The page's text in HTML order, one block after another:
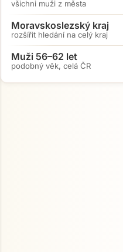
všichni muži z města
Moravskoslezský kraj
rozšířit hledání na celý kraj
Muži 56–62 let
podobný věk, celá ČR